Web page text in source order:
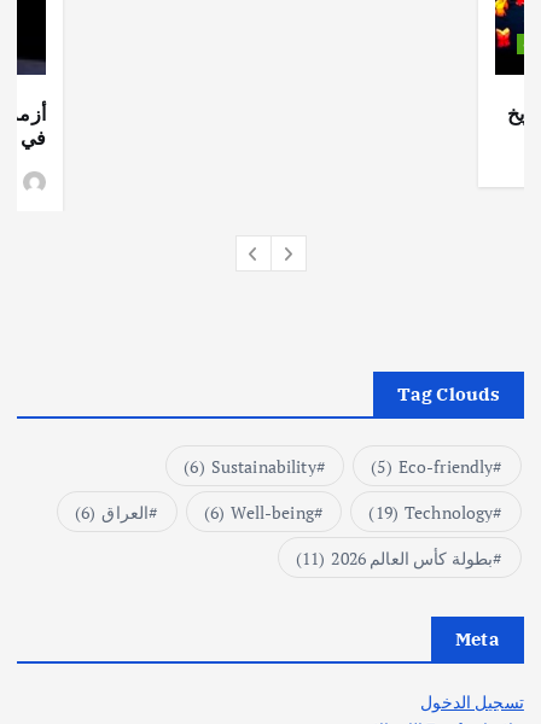
أزمة
في
Tag Clouds
Eco-friendly
(5)
Sustainability
(6)
Technology
(19)
Well-being
(6) العراق (6)
بطولة كأس العالم 2026
(11)
Meta
تسجيل الدخول